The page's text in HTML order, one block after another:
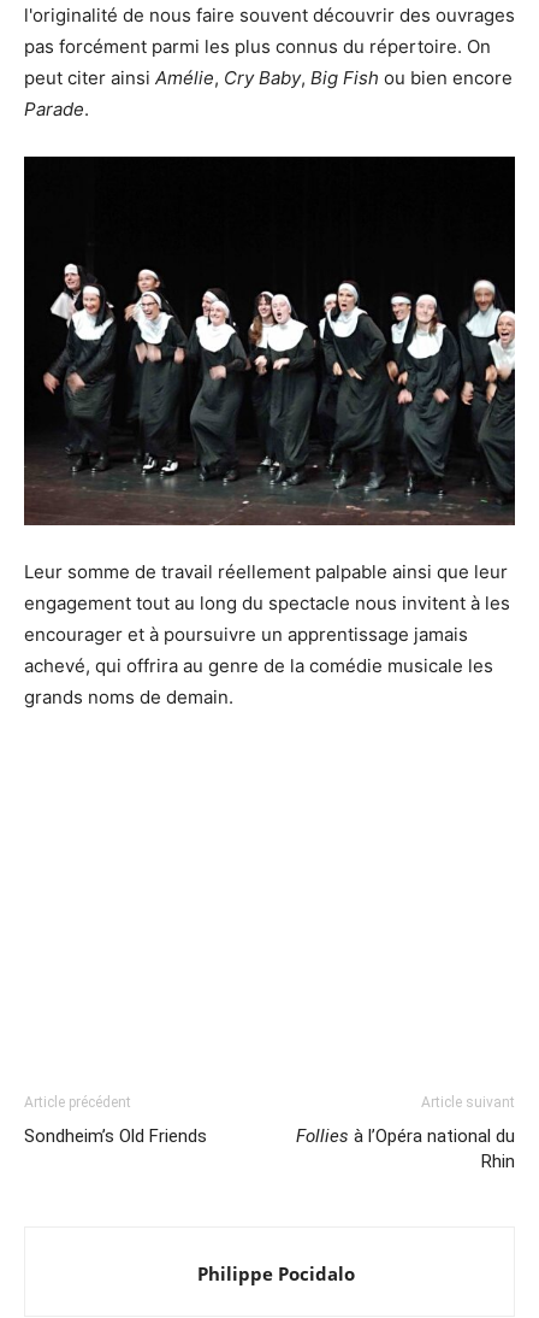
l'originalité de nous faire souvent découvrir des ouvrages
pas forcément parmi les plus connus du répertoire. On
peut citer ainsi Amélie, Cry Baby, Big Fish ou bien encore
Parade.
Leur somme de travail réellement palpable ainsi que leur
engagement tout au long du spectacle nous invitent à les
encourager et à poursuivre un apprentissage jamais
achevé, qui offrira au genre de la comédie musicale les
grands noms de demain.
Article précédent
Sondheim’s Old Friends
Article suivant
Follies à l’Opéra national du
Rhin
Philippe Pocidalo